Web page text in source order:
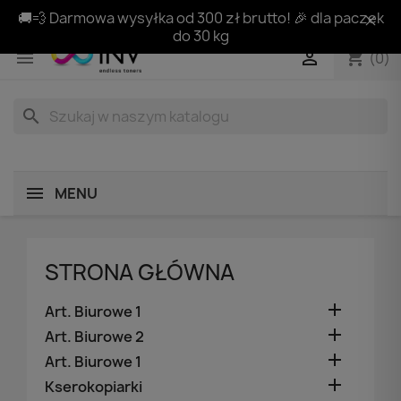
🚚💨 Darmowa wysyłka od 300 zł brutto! 🎉 dla paczek
do 30 kg
 shopping_cart(0)

search
MENU
STRONA GŁÓWNA
Art. Biurowe 1 
Art. Biurowe 2 
Art. Biurowe 1 
Kserokopiarki 